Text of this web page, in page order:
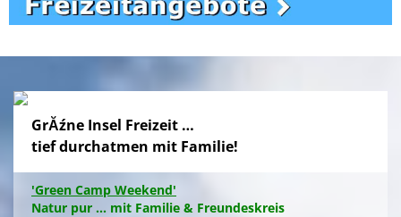
GrĂźne Insel Freizeit …
tief durchatmen mit Familie!
'Green Camp Weekend'
Natur pur ... mit Familie & Freundeskreis